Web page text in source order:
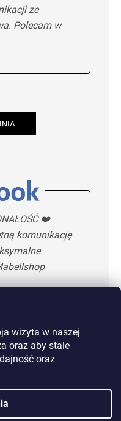
wizyta w naszej
oraz aby stale
oraz
ze
Polecam w
❤️
komunikację